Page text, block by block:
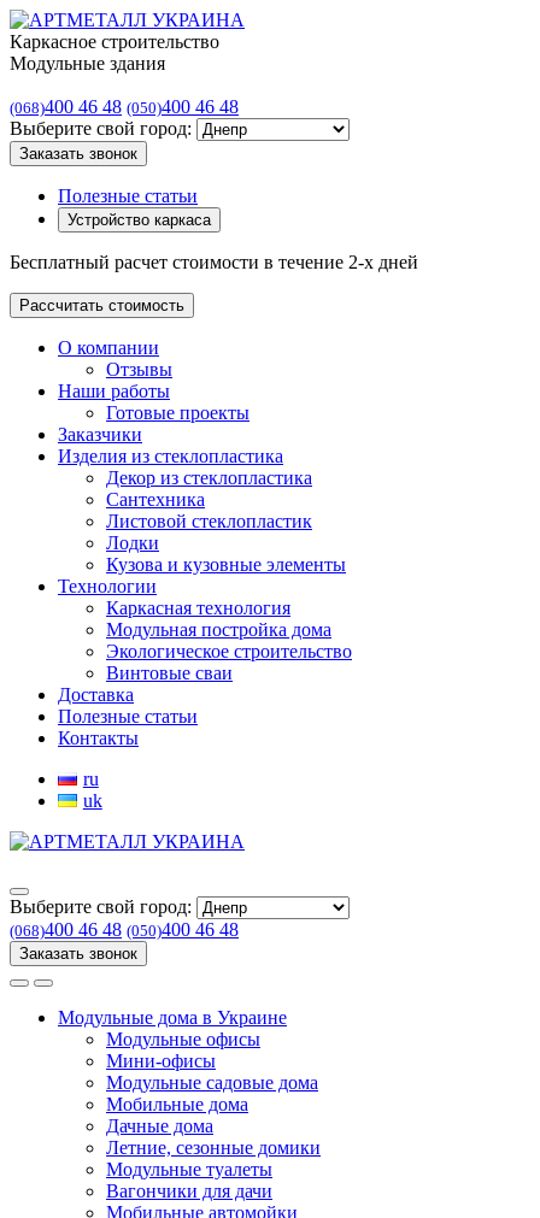
Каркасное строительство
Модульные здания
(068)400 46 48 (050)400 46 48
Выберите свой город:
Заказать звонок
Полезные статьи
Устройство каркаса
Бесплатный расчет стоимости в течение 2-х дней
Рассчитать стоимость
О компании
Отзывы
Наши работы
Готовые проекты
Заказчики
Изделия из стеклопластика
Декор из стеклопластика
Сантехника
Листовой стеклопластик
Лодки
Кузова и кузовные элементы
Технологии
Каркасная технология
Модульная постройка дома
Экологическое строительство
Винтовые сваи
Доставка
Полезные статьи
Контакты
ru
uk
Выберите свой город:
(068)400 46 48 (050)400 46 48
Заказать звонок
Модульные дома в Украине
Модульные офисы
Мини-офисы
Модульные садовые дома
Мобильные дома
Дачные дома
Летние, сезонные домики
Модульные туалеты
Вагончики для дачи
Мобильные автомойки